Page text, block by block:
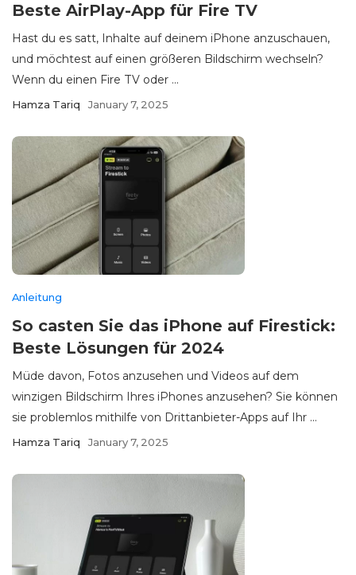
Beste AirPlay-App für Fire TV
Hast du es satt, Inhalte auf deinem iPhone anzuschauen,
und möchtest auf einen größeren Bildschirm wechseln?
Wenn du einen Fire TV oder ...
Hamza Tariq January 7, 2025
Anleitung
So casten Sie das iPhone auf Firestick:
Beste Lösungen für 2024
Müde davon, Fotos anzusehen und Videos auf dem
winzigen Bildschirm Ihres iPhones anzusehen? Sie können
sie problemlos mithilfe von Drittanbieter-Apps auf Ihr ...
Hamza Tariq January 7, 2025